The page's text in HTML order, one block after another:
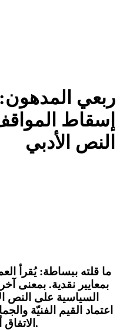
ربعي
إسقاط
النص الأدبي
ما قلته ببساطة: يُقرأ
بمعايير نقدية. بمعنى
السياسية على النص
اعتماد القيم الفنيّة
الاتفاق أو الاختلاف مع جوانبه السياسية.